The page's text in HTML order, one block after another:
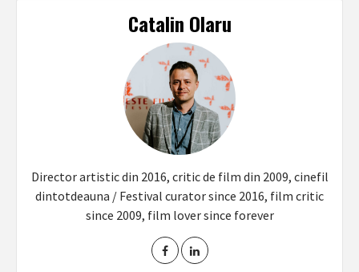
Catalin Olaru
Director artistic din 2016, critic de film din 2009, cinefil
dintotdeauna / Festival curator since 2016, film critic
since 2009, film lover since forever